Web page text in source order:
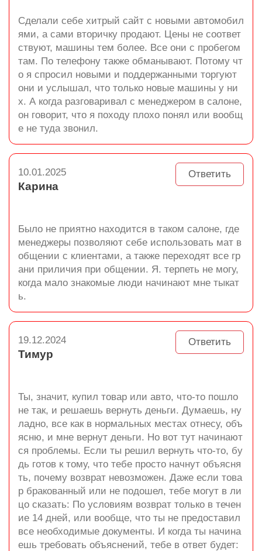
Сделали себе хитрый сайт с новыми автомобил
ями, а сами вторичку продают. Цены не соответ
ствуют, машины тем более. Все они с пробегом
там. По телефону также обманывают. Потому чт
о я спросил новыми и поддержанными торгуют
они и услышал, что только новые машины у ни
х. А когда разговаривал с менеджером в салоне,
он говорит, что я походу плохо понял или вообщ
е не туда звонил.
Ответить
10.01.2025
Карина
Было не приятно находится в таком салоне, где
менеджеры позволяют себе использовать мат в
общении с клиентами, а также переходят все гр
ани приличия при общении. Я. терпеть не могу,
когда мало знакомые люди начинают мне тыкат
ь.
Ответить
19.12.2024
Тимур
Ты, значит, купил товар или авто, что-то пошло
не так, и решаешь вернуть деньги. Думаешь, ну
ладно, все как в нормальных местах отнесу, объ
ясню, и мне вернут деньги. Но вот тут начинают
ся проблемы. Если ты решил вернуть что-то, бу
дь готов к тому, что тебе просто начнут объясня
ть, почему возврат невозможен. Даже если това
р бракованный или не подошел, тебе могут в ли
цо сказать: По условиям возврат только в течен
ие 14 дней, или вообще, что ты не предоставил
все необходимые документы. И когда ты начина
ешь требовать объяснений, тебе в ответ будет: